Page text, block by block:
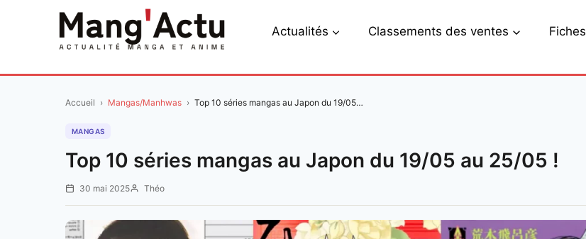
Actualités Classements des ventes Fiches
Accueil › Mangas/Manhwas › Top 10 séries mangas au Japon du 19/05…
MANGAS
Top 10 séries mangas au Japon du 19/05 au 25/05 !
30 mai 2025 Théo